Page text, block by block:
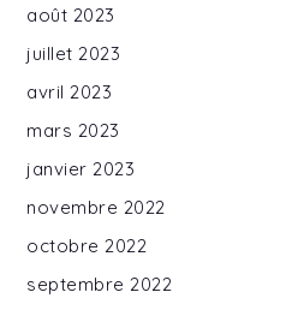
août 2023
juillet 2023
avril 2023
mars 2023
janvier 2023
novembre 2022
octobre 2022
septembre 2022